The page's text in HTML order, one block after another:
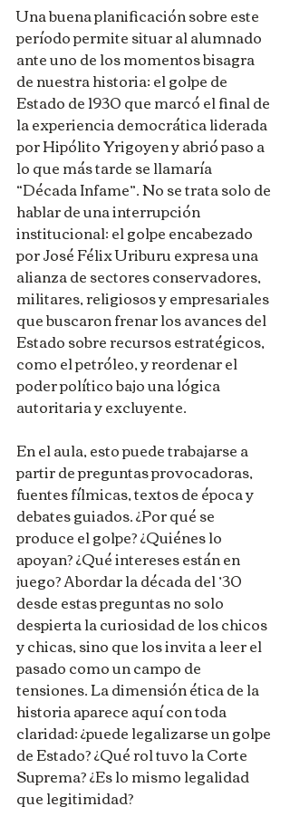
Una buena planificación sobre este
período permite situar al alumnado
ante uno de los momentos bisagra
de nuestra historia: el golpe de
Estado de 1930 que marcó el final de
la experiencia democrática liderada
por Hipólito Yrigoyen y abrió paso a
lo que más tarde se llamaría
“Década Infame”. No se trata solo de
hablar de una interrupción
institucional: el golpe encabezado
por José Félix Uriburu expresa una
alianza de sectores conservadores,
militares, religiosos y empresariales
que buscaron frenar los avances del
Estado sobre recursos estratégicos,
como el petróleo, y reordenar el
poder político bajo una lógica
autoritaria y excluyente.
En el aula, esto puede trabajarse a
partir de preguntas provocadoras,
fuentes fílmicas, textos de época y
debates guiados. ¿Por qué se
produce el golpe? ¿Quiénes lo
apoyan? ¿Qué intereses están en
juego? Abordar la década del ’30
desde estas preguntas no solo
despierta la curiosidad de los chicos
y chicas, sino que los invita a leer el
pasado como un campo de
tensiones. La dimensión ética de la
historia aparece aquí con toda
claridad: ¿puede legalizarse un golpe
de Estado? ¿Qué rol tuvo la Corte
Suprema? ¿Es lo mismo legalidad
que legitimidad?